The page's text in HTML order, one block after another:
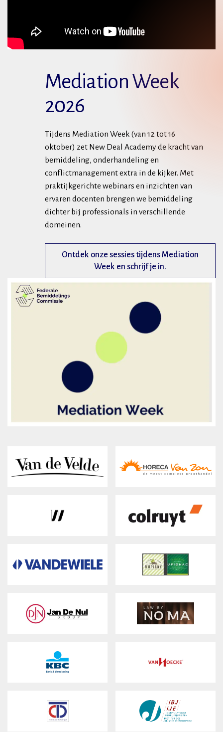
Mediation Week
2026
Tijdens Mediation Week (van 12 tot 16
oktober) zet New Deal Academy de kracht van
bemiddeling, onderhandeling en
conflictmanagement extra in de kijker. Met
praktijkgerichte webinars en inzichten van
ervaren docenten brengen we bemiddeling
dichter bij professionals in verschillende
domeinen.
Ontdek onze sessies tijdens Mediation
Week en schrijf je in.